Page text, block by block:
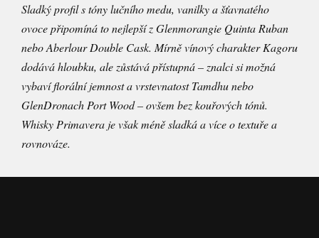
Sladký profil s tóny lučního medu, vanilky a šťavnatého
ovoce připomíná to nejlepší z Glenmorangie Quinta Ruban
nebo Aberlour Double Cask. Mírně vínový charakter Kagoru
dodává hloubku, ale zůstává přístupná – znalci si možná
vybaví florální jemnost a vrstevnatost Tamdhu nebo
GlenDronach Port Wood – ovšem bez kouřových tónů.
Whisky Primavera je však méně sladká a více o textuře a
rovnováze.